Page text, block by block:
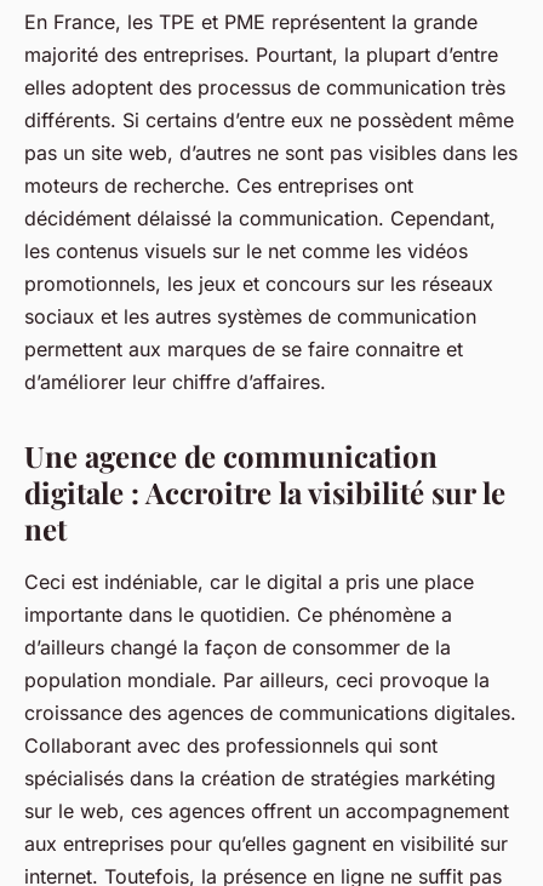
En France, les TPE et PME représentent la grande
majorité des entreprises. Pourtant, la plupart d’entre
elles adoptent des processus de communication très
différents. Si certains d’entre eux ne possèdent même
pas un site web, d’autres ne sont pas visibles dans les
moteurs de recherche. Ces entreprises ont
décidément délaissé la communication. Cependant,
les contenus visuels sur le net comme les vidéos
promotionnels, les jeux et concours sur les réseaux
sociaux et les autres systèmes de communication
permettent aux marques de se faire connaitre et
d’améliorer leur chiffre d’affaires.
Une agence de communication
digitale : Accroitre la visibilité sur le
net
Ceci est indéniable, car le digital a pris une place
importante dans le quotidien. Ce phénomène a
d’ailleurs changé la façon de consommer de la
population mondiale. Par ailleurs, ceci provoque la
croissance des agences de communications digitales.
Collaborant avec des professionnels qui sont
spécialisés dans la création de stratégies markéting
sur le web, ces agences offrent un accompagnement
aux entreprises pour qu’elles gagnent en visibilité sur
internet. Toutefois, la présence en ligne ne suffit pas